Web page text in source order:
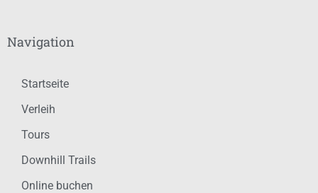
Navigation
Startseite
Verleih
Tours
Downhill Trails
Online buchen